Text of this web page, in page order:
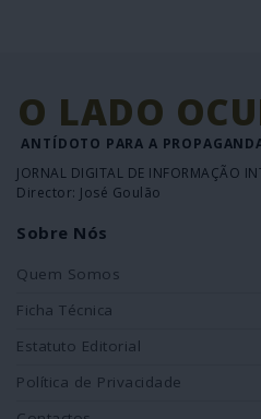
O LADO
ANTÍDOTO PARA A
JORNAL DIGITAL DE INFORMAÇÃO
Director: José Goulão
Sobre Nós
Quem Somos
Ficha Técnica
Estatuto Editorial
Política de Privacidade